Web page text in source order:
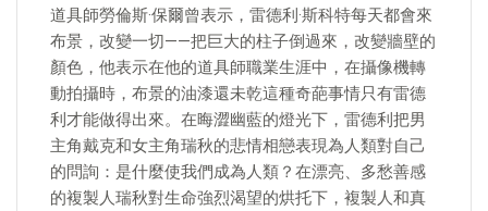
道具師勞倫斯·保爾曾表示，雷德利·斯科特每天都會來
布景，改變一切——把巨大的柱子倒過來，改變牆壁的
顏色，他表示在他的道具師職業生涯中，在攝像機轉
動拍攝時，布景的油漆還未乾這種奇葩事情只有雷德
利才能做得出來。在晦澀幽藍的燈光下，雷德利把男
主角戴克和女主角瑞秋的悲情相戀表現為人類對自己
的問詢：是什麼使我們成為人類？在漂亮、多愁善感
的複製人瑞秋對生命強烈渴望的烘托下，複製人和真